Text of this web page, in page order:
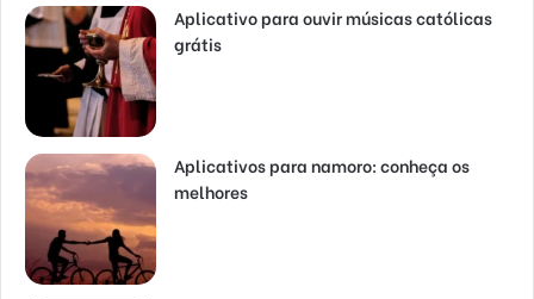
Aplicativo para ouvir músicas católicas
grátis
Aplicativos para namoro: conheça os
melhores